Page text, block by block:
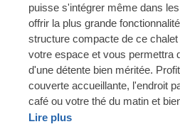
puisse s'intégrer même dans
offrir la plus grande
structure compacte de ce
votre espace et vous permettra
d'une détente bien méritée.
couverte accueillante, l'endroit
café ou votre thé du matin et
Lire plus